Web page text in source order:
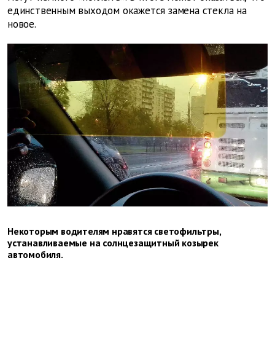
единственным выходом окажется замена стекла на
новое.
Некоторым водителям нравятся светофильтры,
устанавливаемые на солнцезащитный козырек
автомобиля.